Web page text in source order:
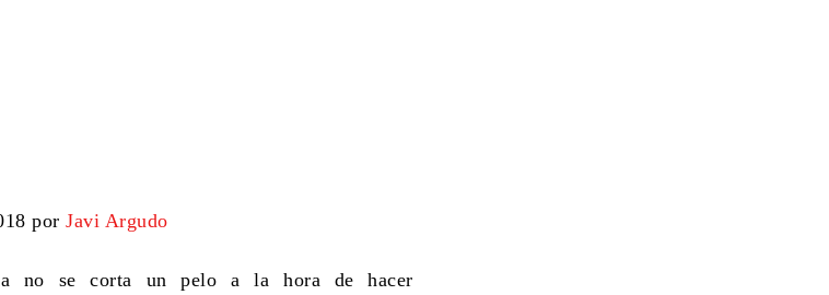
porJavi Argudo
no se corta un pelo a la hora de hacer